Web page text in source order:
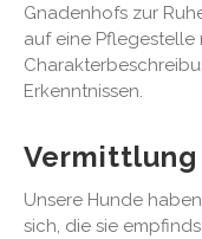
Gnadenhofs zur
auf eine Pflegestelle
Erkenntnissen.
Vermittlung
Unsere Hunde
sich, die sie